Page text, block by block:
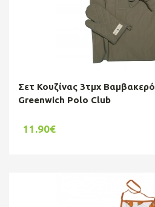
Σετ Κουζίνας 3τμχ
Greenwich Polo Club
11.90€